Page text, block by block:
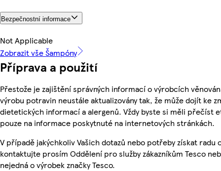
Bezpečnostní informace
Not Applicable
Zobrazit vše Šampóny
Příprava a použití
Přestože je zajištění správných informací o výrobcích
výrobu potravin neustále aktualizovány tak, že může dojít ke
dietetických informací a alergenů. Vždy byste si měli přečíst
pouze na informace poskytnuté na internetových stránkách.
V případě jakýchkoliv Vašich dotazů nebo potřeby získat radu
kontaktujte prosím Oddělení pro služby zákazníkům Tesco
nejedná o výrobek značky Tesco.